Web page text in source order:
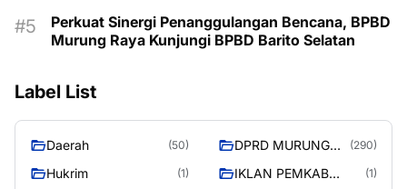
Perkuat Sinergi Penanggulangan Bencana, BPBD
Murung Raya Kunjungi BPBD Barito Selatan
Label List
Daerah (50)
DPRD MURUNG
(290)
Hukrim (1)
IKLAN PEMKAB
(1)